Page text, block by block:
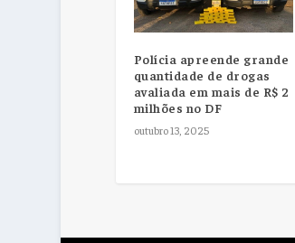
Polícia apreende grande
quantidade de drogas
avaliada em mais de R$ 2
milhões no DF
outubro 13, 2025